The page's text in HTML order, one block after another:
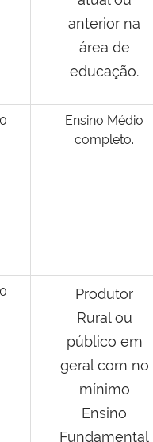
anterior na
área de
educação.
Ensino Médio
completo.
Produtor
Rural ou
público em
geral com no
mínimo
Ensino
Fundamental